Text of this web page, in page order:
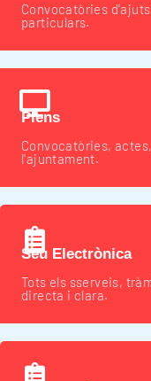
Convocatòries
particulars.
Plens
Convocatòries,
l'ajuntament.
Seu Electrònica
Tots els sserveis,
directa i clara.